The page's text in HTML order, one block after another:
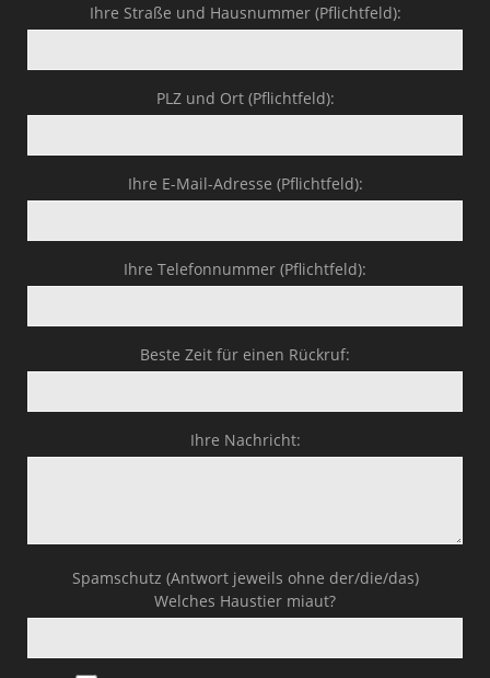
Ihre Straße und Hausnummer (Pflichtfeld):
PLZ und Ort (Pflichtfeld):
Ihre E-Mail-Adresse (Pflichtfeld):
Ihre Telefonnummer (Pflichtfeld):
Beste Zeit für einen Rückruf:
Ihre Nachricht:
Spamschutz (Antwort jeweils ohne der/die/das)
Welches Haustier miaut?